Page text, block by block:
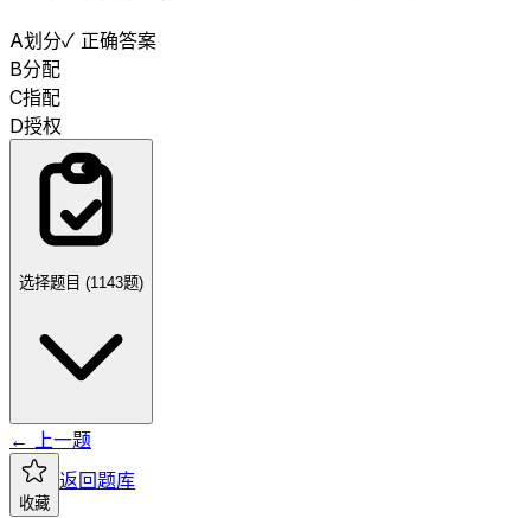
A划分✓ 正确答案
B分配
C指配
D授权
选择题目 (1143题)
← 上一题
收藏
返回题库